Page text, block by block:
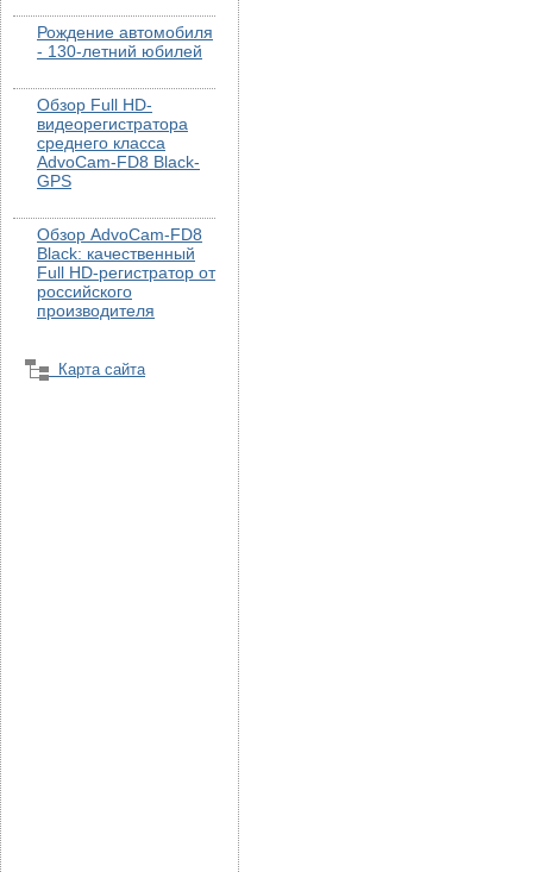
Рождение автомобиля
- 130-летний юбилей
Обзор Full HD-
видеорегистратора
среднего класса
AdvoCam-FD8 Black-
GPS
Обзор AdvoCam-FD8
Black: качественный
Full HD-регистратор от
российского
производителя
Карта сайта